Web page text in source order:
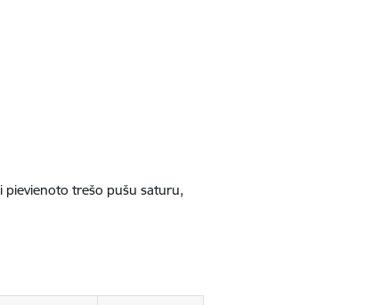
pievienoto trešo pušu saturu,